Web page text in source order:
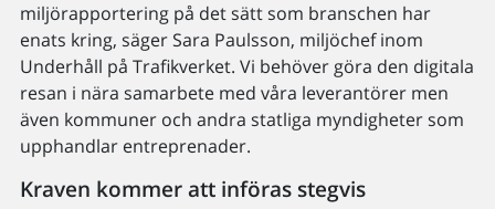
miljörapportering på det sätt som branschen har
enats kring, säger Sara Paulsson, miljöchef inom
Underhåll på Trafikverket. Vi behöver göra den digitala
resan i nära samarbete med våra leverantörer men
även kommuner och andra statliga myndigheter som
upphandlar entreprenader.
Kraven kommer att införas stegvis